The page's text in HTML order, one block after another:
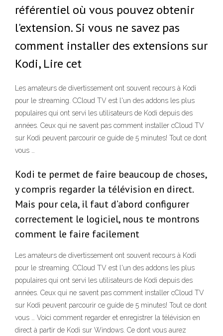
référentiel où vous pouvez obtenir
l'extension. Si vous ne savez pas
comment installer des extensions sur
Kodi, Lire cet
Les amateurs de divertissement ont souvent recours à Kodi
pour le streaming. CCloud TV est l'un des addons les plus
populaires qui ont servi les utilisateurs de Kodi depuis des
années. Ceux qui ne savent pas comment installer cCloud TV
sur Kodi peuvent parcourir ce guide de 5 minutes! Tout ce dont
vous …
Kodi te permet de faire beaucoup de choses,
y compris regarder la télévision en direct.
Mais pour cela, il faut d’abord configurer
correctement le logiciel, nous te montrons
comment le faire facilement
Les amateurs de divertissement ont souvent recours à Kodi
pour le streaming. CCloud TV est l'un des addons les plus
populaires qui ont servi les utilisateurs de Kodi depuis des
années. Ceux qui ne savent pas comment installer cCloud TV
sur Kodi peuvent parcourir ce guide de 5 minutes! Tout ce dont
vous … Voici comment regarder et enregistrer la télévision en
direct à partir de Kodi sur Windows. Ce dont vous aurez